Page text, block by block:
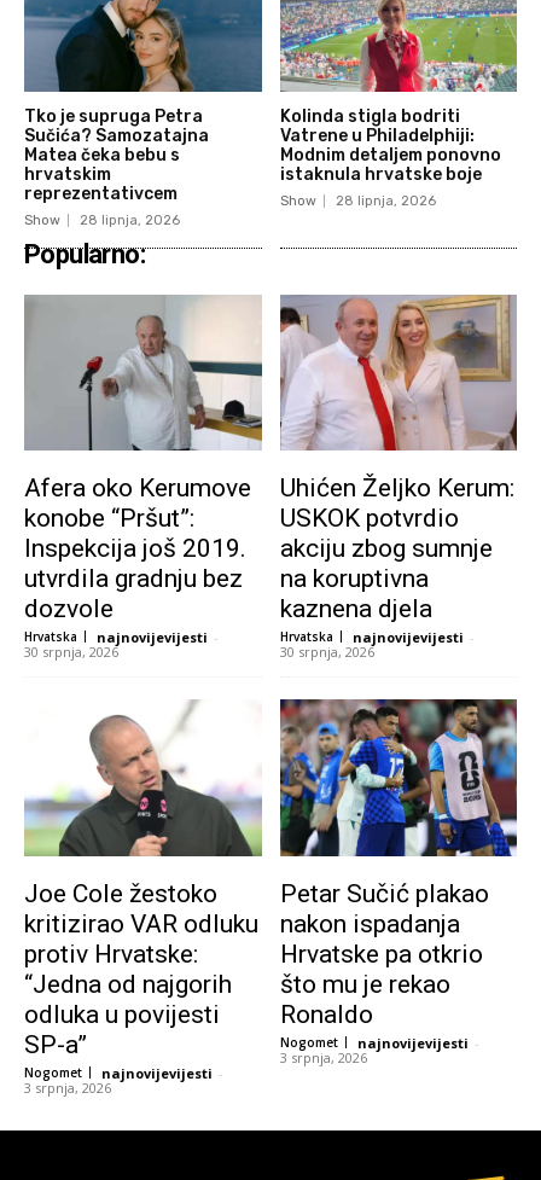
Tko je supruga Petra
Sučića? Samozatajna
Matea čeka bebu s
hrvatskim
reprezentativcem
Show 28 lipnja, 2026
Kolinda stigla bodriti
Vatrene u Philadelphiji:
Modnim detaljem ponovno
istaknula hrvatske boje
Show 28 lipnja, 2026
Popularno:
Afera oko Kerumove
konobe “Pršut”:
Inspekcija još 2019.
utvrdila gradnju bez
dozvole
Hrvatska najnovijevijesti -
30 srpnja, 2026
Uhićen Željko Kerum:
USKOK potvrdio
akciju zbog sumnje
na koruptivna
kaznena djela
Hrvatska najnovijevijesti -
30 srpnja, 2026
Joe Cole žestoko
kritizirao VAR odluku
protiv Hrvatske:
“Jedna od najgorih
odluka u povijesti
SP-a”
Nogomet najnovijevijesti -
3 srpnja, 2026
Petar Sučić plakao
nakon ispadanja
Hrvatske pa otkrio
što mu je rekao
Ronaldo
Nogomet najnovijevijesti -
3 srpnja, 2026